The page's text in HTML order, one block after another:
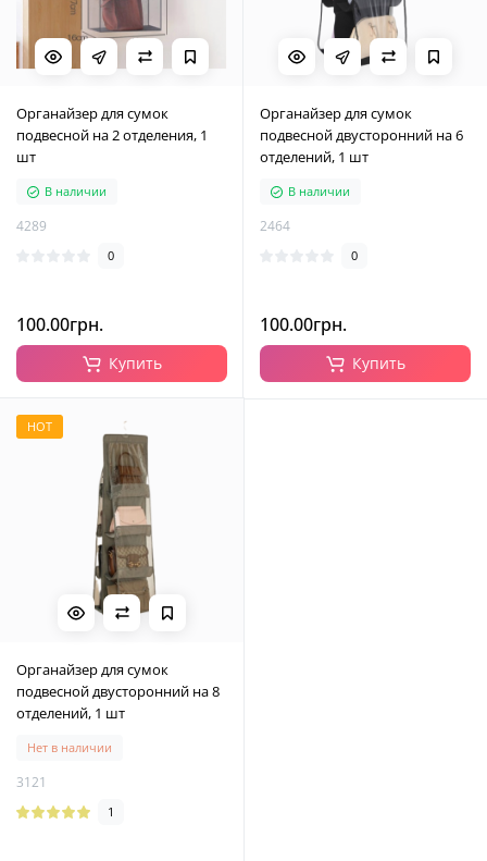
Органайзер для сумок
подвесной на 2 отделения, 1
шт
В наличии
4289
0
100.00грн.
Купить
Органайзер для сумок
подвесной двусторонний на 6
отделений, 1 шт
В наличии
2464
0
100.00грн.
Купить
HOT
Органайзер для сумок
подвесной двусторонний на 8
отделений, 1 шт
Нет в наличии
3121
1